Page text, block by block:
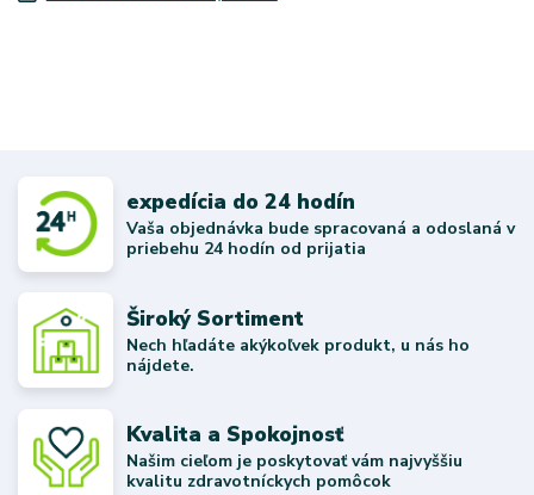
expedícia do 24 hodín
Vaša objednávka bude spracovaná a odoslaná v
priebehu 24 hodín od prijatia
Široký Sortiment
Nech hľadáte akýkoľvek produkt, u nás ho
nájdete.
Kvalita a Spokojnosť
Našim cieľom je poskytovať vám najvyššiu
kvalitu zdravotníckych pomôcok